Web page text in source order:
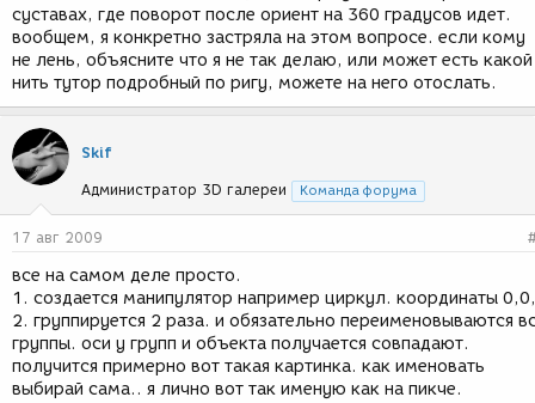
суставах, где поворот после ориент на 360 градусов идет.
вообщем, я конкретно застряла на этом вопросе. если кому
не лень, объясните что я не так делаю, или может есть какой
нить тутор подробный по ригу, можете на него отослать.
Skif
Администратор 3D галереи Команда форума
17 авг 2009
все на самом деле просто.
1. создается манипулятор например циркул. координаты
2. группируется 2 раза. и обязательно переименовываются
группы. оси у групп и объекта получается совпадают.
получится примерно вот такая картинка. как именовать
выбирай сама.. я лично вот так именую как на пикче.